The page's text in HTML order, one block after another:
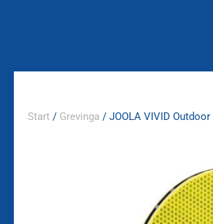
Start / Grevinga / JOOLA VIVID